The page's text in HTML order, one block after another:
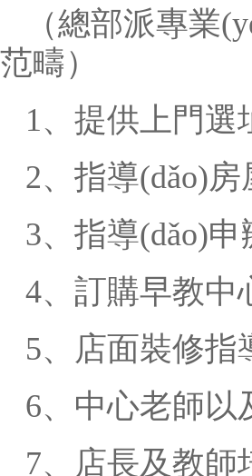
（總部派專業
范疇）
1、提供上門選
2、指導(dǎo)
3、指導(dǎo)
4、訂購早教中
5、店面裝修指
6、中心老師以
7、店長及教師